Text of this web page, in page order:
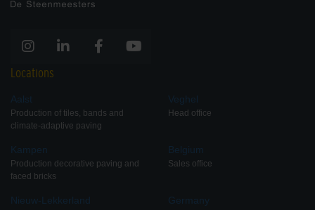
Locations
Aalst
Production of tiles, bands and
climate-adaptive paving
Kampen
Production decorative paving and
faced bricks
Nieuw-Lekkerland
Veghel
Head office
Belgium
Sales office
Germany